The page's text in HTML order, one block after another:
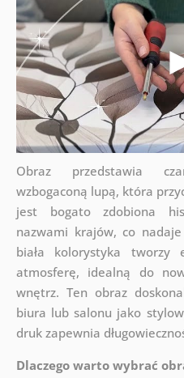
Obraz przedstawia
wzbogaconą lupą, która
jest bogato zdobiona
nazwami krajów, co
biała kolorystyka tworzy
atmosferę, idealną do
wnętrz. Ten obraz
biura lub salonu jako
druk zapewnia
Dlaczego warto wybrać